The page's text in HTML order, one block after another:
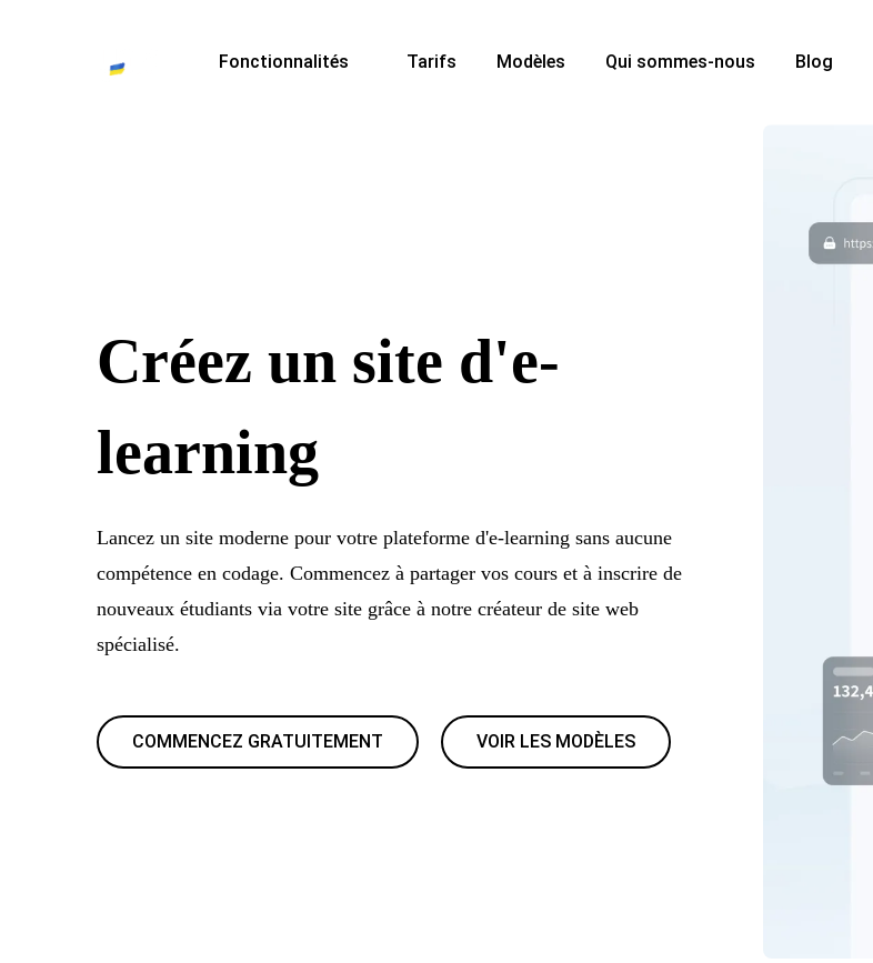
Fonctionnalités Tarifs Modèles Qui sommes-nous Blog
Créez un site d'e-
learning
Lancez un site moderne pour votre plateforme d'e-learning sans aucune
compétence en codage. Commencez à partager vos cours et à inscrire de
nouveaux étudiants via votre site grâce à notre créateur de site web
spécialisé.
COMMENCEZ GRATUITEMENT VOIR LES MODÈLES